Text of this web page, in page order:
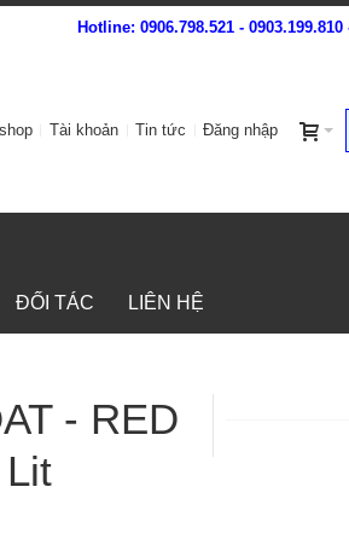
Hotline: 0906.798.521 -
Tài khoản Tin tức Đăng nhập
ĐỐI TÁC LIÊN HỆ
- RED